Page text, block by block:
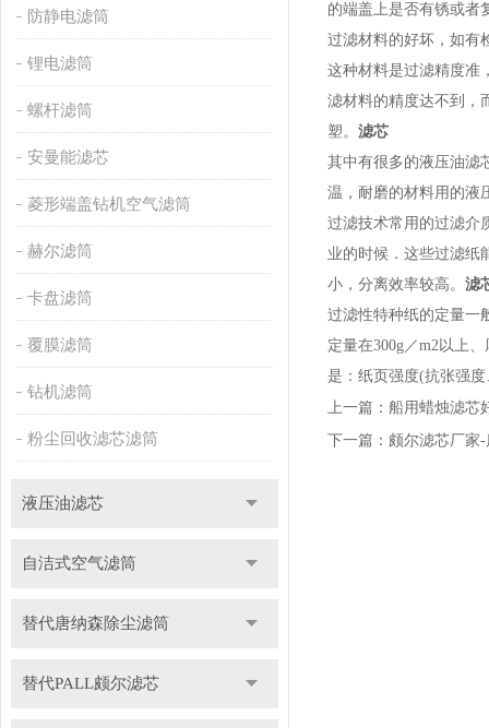
防静电滤筒
锂电滤筒
螺杆滤筒
安曼能滤芯
菱形端盖钻机空气滤筒
赫尔滤筒
卡盘滤筒
覆膜滤筒
钻机滤筒
粉尘回收滤芯滤筒
液压油滤芯
自洁式空气滤筒
替代唐纳森除尘滤筒
替代PALL颇尔滤芯
的端盖上是否有锈或者
过滤材料的好坏，如有
这种材料是过滤精度准
滤材料的精度达不到，
塑。 滤芯
其中有很多的液压油滤
温，耐磨的材料用的液
过滤技术常用的过滤介
业的时候．这些过滤纸
小，分离效率较高。 滤
过滤性特种纸的定量一
定量在300g／m2以上
是：纸页强度(抗张强
上一篇： 船用蜡烛滤芯
下一篇： 颇尔滤芯厂家